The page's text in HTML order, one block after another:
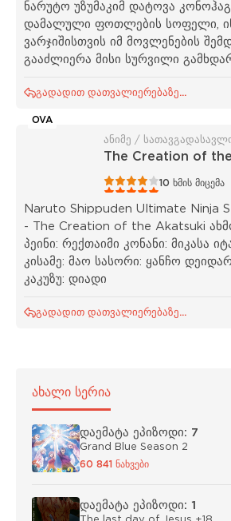
ნარუტო უზუმაკიმ დატოვა
დამალული ფოთლების სოფელი,
ვარჯიშისთვის იმ მოვლენების
გააძლიერა მისი სურვილი
გადადით დათვალიერებაზე...
OVA
ანიმე /
The Creation of
10 ხმის მიცემა
Naruto Shippuden Ultimate Ninja
- The Creation of the Akatsuki
პეინი: რექთაიმი კონანი: მიკასა
კისამე: მაო სასორი: ყანჩო
კაკუზუ: დიადი
გადადით დათვალიერებაზე...
ᲐᲮᲐᲚᲘ ᲡᲔᲠᲘᲐ
დაემატა ეპიზოდი: 7
Grand Blue Season 2
60 841 ნახვები
დაემატა ეპიზოდი: 1